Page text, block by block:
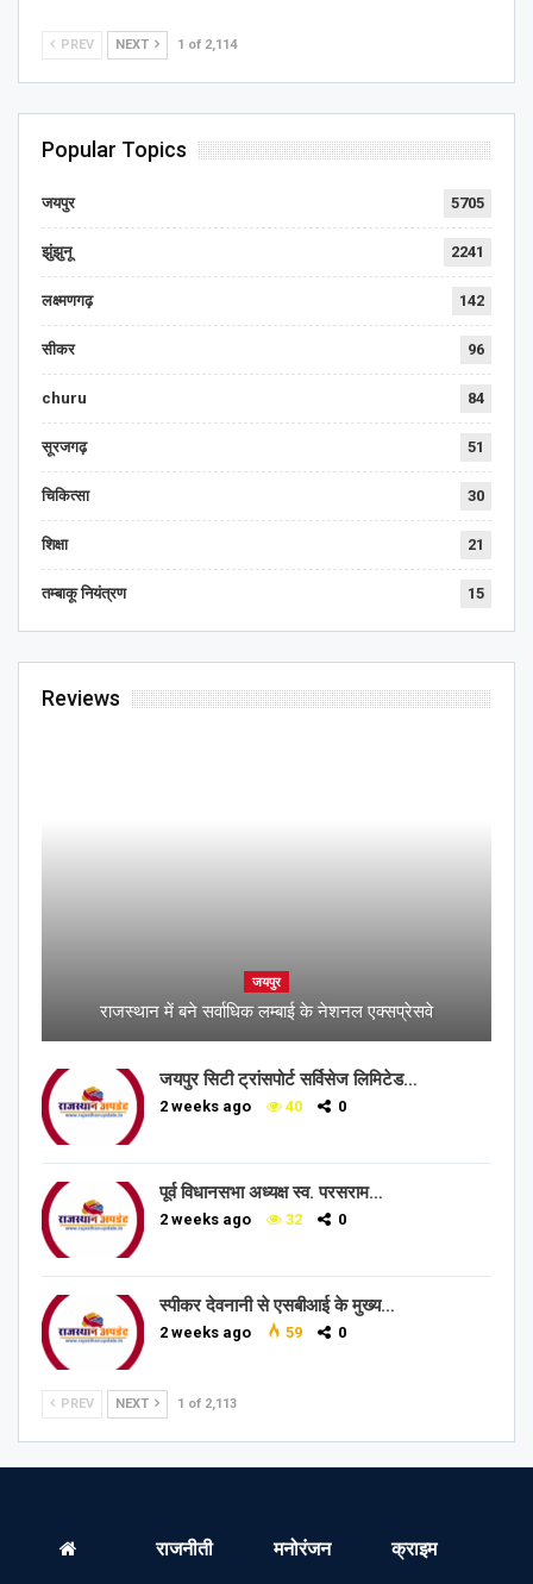
PREV NEXT 1 of 2,114
Popular Topics
जयपुर 5705
झुंझुनू 2241
लक्ष्मणगढ़ 142
सीकर 96
churu 84
सूरजगढ़ 51
चिकित्सा 30
शिक्षा 21
तम्बाकू नियंत्रण 15
Reviews
जयपुर
राजस्थान में बने सर्वाधिक लम्बाई के नेशनल एक्सप्रेसवे
जयपुर सिटी ट्रांसपोर्ट सर्विसेज लिमिटेड…
2 weeks ago 40 0
पूर्व विधानसभा अध्यक्ष स्व. परसराम…
2 weeks ago 32 0
स्पीकर देवनानी से एसबीआई के मुख्य…
2 weeks ago 59 0
PREV NEXT 1 of 2,113
राजनीती मनोरंजन क्राइम